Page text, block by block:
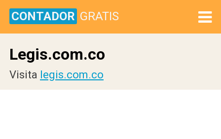
CONTADOR GRATIS
Legis.com.co
Visita legis.com.co